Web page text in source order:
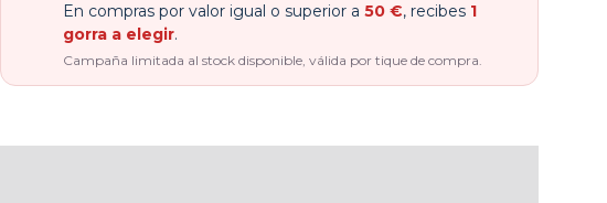
En compras por valor igual o superior a 50 €, recibes 1
gorra a elegir.
Campaña limitada al stock disponible, válida por tique de compra.